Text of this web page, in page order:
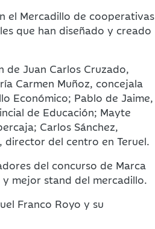
el Mercadillo de cooperativas
que han diseñado y creado
Juan Carlos Cruzado,
Carmen Muñoz, concejala
Económico; Pablo de Jaime,
de Educación; Mayte
Carlos Sánchez,
director del centro en Teruel.
del concurso de Marca
mejor stand del mercadillo.
Franco Royo y su